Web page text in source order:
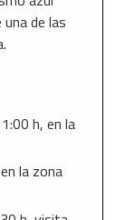
de las
h, en la
la zona